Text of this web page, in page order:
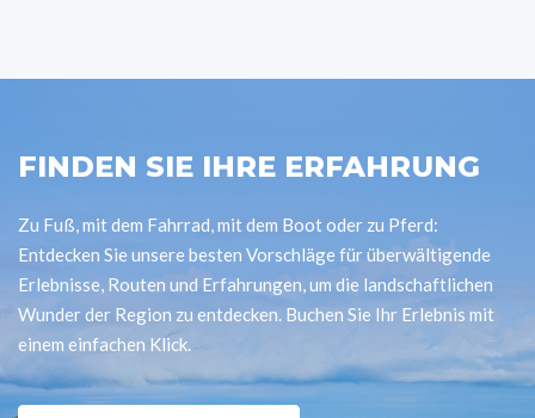
FINDEN SIE IHRE ERFAHRUNG
Zu Fuß, mit dem Fahrrad, mit dem Boot oder zu Pferd:
Entdecken Sie unsere besten Vorschläge für überwältigende
Erlebnisse, Routen und Erfahrungen, um die landschaftlichen
Wunder der Region zu entdecken. Buchen Sie Ihr Erlebnis mit
einem einfachen Klick.